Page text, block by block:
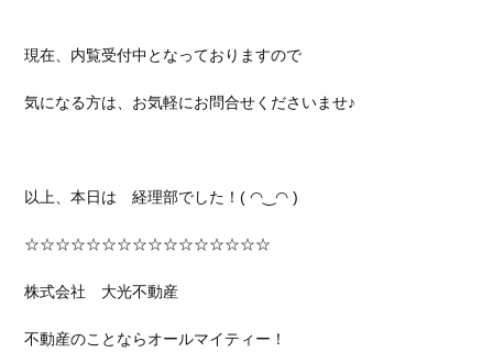
現在、内覧受付中となっておりますので
気になる方は、お気軽にお問合せくださいませ♪
以上、本日は 経理部でした！( ◠‿◠ )
☆☆☆☆☆☆☆☆☆☆☆☆☆☆☆☆
株式会社 大光不動産
不動産のことならオールマイティー！